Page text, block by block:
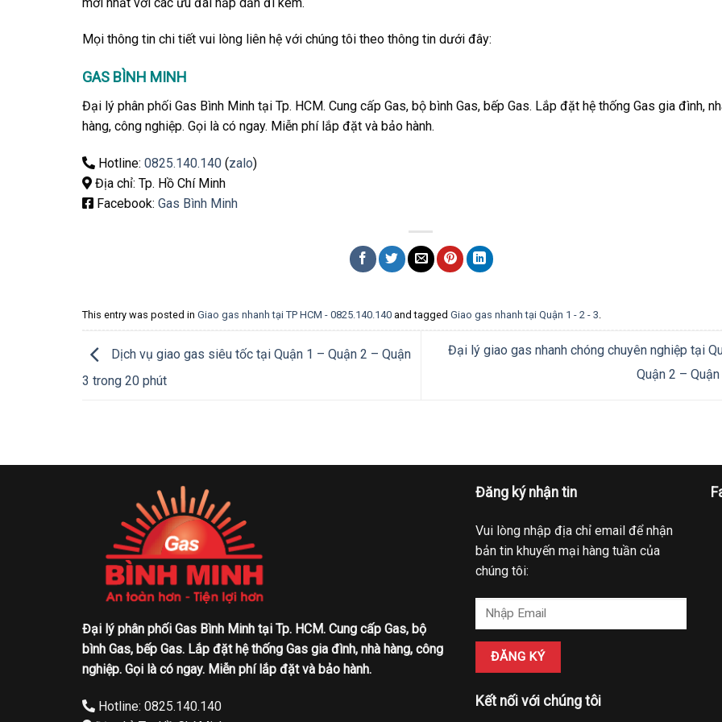
Mọi thông tin chi tiết vui lòng liên hệ với chúng tôi theo thông tin dưới đây:
GAS BÌNH MINH
Đại lý phân phối Gas Bình Minh tại Tp. HCM. Cung cấp Gas, bộ bình Gas, bếp Gas. Lắp đặt hệ thống Gas gia đình,
hàng, công nghiệp. Gọi là có ngay. Miễn phí lắp đặt và bảo hành.
Hotline: 0825.140.140 (zalo)
Địa chỉ: Tp. Hồ Chí Minh
Facebook: Gas Bình Minh
This entry was posted in Giao gas nhanh tại TP HCM - 0825.140.140 and tagged Giao gas nhanh tại Quận 1 - 2 - 3.
Dịch vụ giao gas siêu tốc tại Quận 1 – Quận 2 – Quận
3 trong 20 phút
Đại lý giao gas nhanh chóng chuyên nghiệp tại
Quận 2 – Quận
Đại lý phân phối Gas Bình Minh tại Tp. HCM. Cung cấp Gas, bộ
bình Gas, bếp Gas. Lắp đặt hệ thống Gas gia đình, nhà hàng, công
nghiệp. Gọi là có ngay. Miễn phí lắp đặt và bảo hành.
Hotline: 0825.140.140
Đăng ký nhận tin
Vui lòng nhập địa chỉ email để nhận
bản tin khuyến mại hàng tuần của
chúng tôi:
Kết nối với chúng tôi